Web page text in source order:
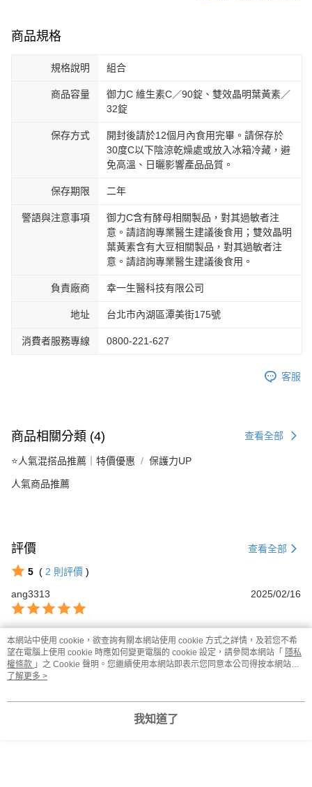
商品規格
規格說明 組合
商品容量
御力C 維生素C／90錠、雙效晶明葉黃素／
32錠
保存方式
開封後請於12個月內食用完畢。請保存於
30度C以下陰涼乾燥處或放入冰箱冷藏，避
免高溫、日曬影響產品品質。
保存期限 二年
警語與注意事項
御力C含有酵母相關製品，對其過敏者注
意。請諮詢專業醫生建議後食用；雙效晶明
葉黃素含有大豆相關製品，對其過敏者注
意。請諮詢專業醫生建議後食用。
負責廠商 幸一生醫科技有限公司
地址 台北市內湖區潭美街175號
消費者服務專線 0800-221-627
客服
商品相關分類 (4) 查看全部
⭐人氣混搭品推薦｜特價優惠 保護力UP
人氣商品推薦
評價 查看全部
5 ( 2 則評價 )
ang3313
2025/02/16
jeremy720613 2024/06/18
本網站中使用 cookie，欲查詢有關本網站使用 cookie 方式之詳情，及若您不希
望在電腦上使用 cookie 時應如何變更電腦的 cookie 設定，請參閱本網站「 隱私
權條款 」之 Cookie 聲明。您繼續使用本網站即表示您同意本公司得按本網站使
用條款之 Cookie 聲明使用 cookie。
了解更多 >
我知道了